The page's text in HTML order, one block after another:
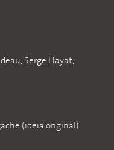
Serge Hayat,
(ideia original)